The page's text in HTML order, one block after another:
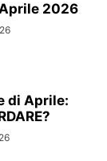
2026
di Aprile: